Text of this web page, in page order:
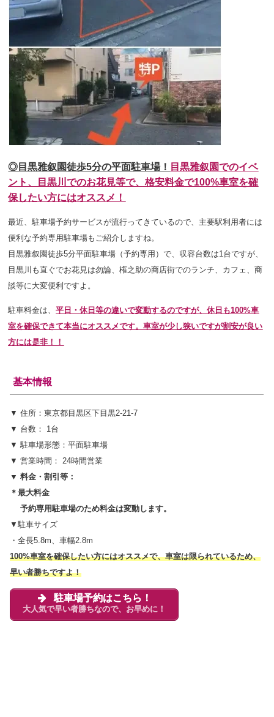
◎目黒雅叙園徒歩5分の平面駐車場！ 目黒雅叙園でのイベ
ント、目黒川でのお花見等で、格安料金で100%車室を確
保したい方にはオススメ！
最近、駐車場予約サービスが流行ってきているので、主要駅利用者には
便利な予約専用駐車場もご紹介しますね。
目黒雅叙園徒歩5分平面駐車場（予約専用）で、収容台数は1台ですが、
目黒川も直ぐでお花見は勿論、権之助の商店街でのランチ、カフェ、商
談等に大変便利ですよ。
駐車料金は、平日・休日等の違いで変動するのですが、休日も100%車
室を確保できて本当にオススメです。車室が少し狭いですが割安が良い
方には是非！！
基本情報
▼ 住所：東京都目黒区下目黒2-21-7
▼ 台数： 1台
▼ 駐車場形態：平面駐車場
▼ 営業時間： 24時間営業
▼ 料金・割引等：
＊最大料金
予約専用駐車場のため料金は変動します。
▼駐車サイズ
・全長5.8m、車幅2.8m
100%車室を確保したい方にはオススメで、車室は限られているため、
早い者勝ちですよ！
駐車場予約はこちら！
大人気で早い者勝ちなので、お早めに！